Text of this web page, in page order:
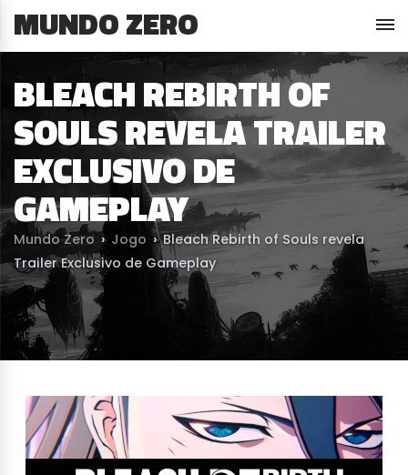
MUNDO ZERO
BLEACH REBIRTH OF
SOULS REVELA TRAILER
EXCLUSIVO DE
GAMEPLAY
Mundo Zero › Jogo › Bleach Rebirth of Souls revela
Trailer Exclusivo de Gameplay